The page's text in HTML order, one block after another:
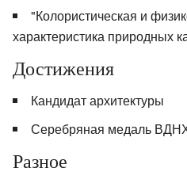
"Колористическая и
характеристика природных
Достижения
Кандидат архитектуры
Серебряная медаль
Разное